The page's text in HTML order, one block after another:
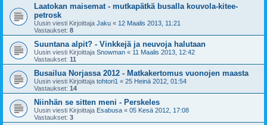
Laatokan maisemat - mutkapätkä busalla kouvola-kitee-
petrosk
Uusin viesti Kirjoittaja Jaku « 12 Maalis 2013, 11:21
Vastaukset: 8
Suuntana alpit? - Vinkkejä ja neuvoja halutaan
Uusin viesti Kirjoittaja Snowman « 11 Maalis 2013, 12:42
Vastaukset: 11
Busailua Norjassa 2012 - Matkakertomus vuonojen maasta
Uusin viesti Kirjoittaja tohtori1 « 25 Heinä 2012, 01:54
Vastaukset: 14
Niinhän se sitten meni - Perskeles
Uusin viesti Kirjoittaja Esabusa « 05 Kesä 2012, 17:08
Vastaukset: 3